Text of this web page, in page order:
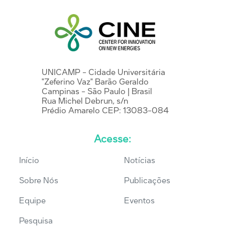
UNICAMP - Cidade Universitária
"Zeferino Vaz" Barão Geraldo
Campinas - São Paulo | Brasil
Rua Michel Debrun, s/n
Prédio Amarelo CEP: 13083-084
Acesse:
Início
Sobre Nós
Equipe
Pesquisa
Notícias
Publicações
Eventos